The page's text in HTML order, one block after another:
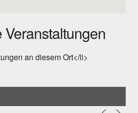
an diesem Ort</li>